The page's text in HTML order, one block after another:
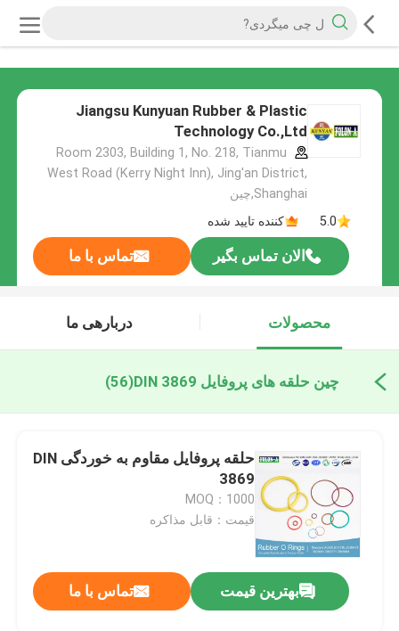
Jiangsu Kunyuan Rubber & Plastic
Technology Co.,Ltd
Room 2303, Building 1, No. 218, Tianmu
West Road (Kerry Night Inn), Jing'an District,
Shanghai,چین
5.0
کننده تایید شده
الان تماس بگیر تماس با ما
محصولات دربارهی ما
چین حلقه های پروفایل DIN 3869 (56)
حلقه پروفایل مقاوم به خوردگی DIN
3869
MOQ：1000
قیمت：قابل مذاکره
بهترین قیمت تماس با ما